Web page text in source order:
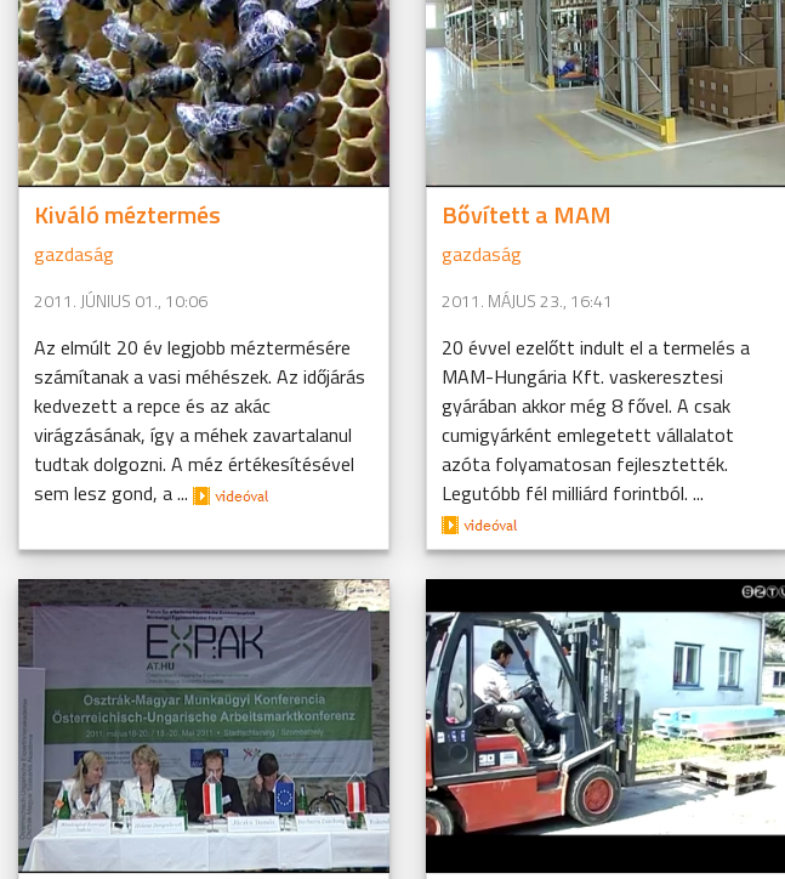
Kiváló méztermés
gazdaság
2011. JÚNIUS 01., 10:06
Az elmúlt 20 év legjobb méztermésére
számítanak a vasi méhészek. Az időjárás
kedvezett a repce és az akác
virágzásának, így a méhek zavartalanul
tudtak dolgozni. A méz értékesítésével
sem lesz gond, a ...
Bővített a MAM
gazdaság
2011. MÁJUS 23., 16:41
20 évvel ezelőtt indult el a termelés a
MAM-Hungária Kft. vaskeresztesi
gyárában akkor még 8 fővel. A csak
cumigyárként emlegetett vállalatot
azóta folyamatosan fejlesztették.
Legutóbb fél milliárd forintból. ...